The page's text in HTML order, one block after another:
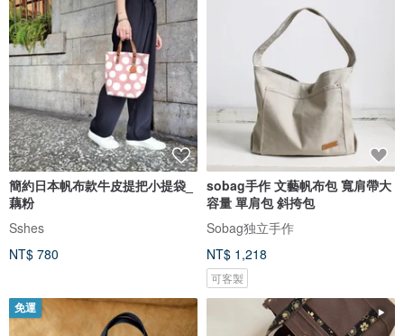
簡約日本帆布款牛皮提把小提袋_
藕粉
Sshes
NT$ 780
sobag手作 文藝帆布包 寬肩帶大
容量 單肩包 斜挎包
Sobag独立手作
NT$ 1,218
可客製
免運